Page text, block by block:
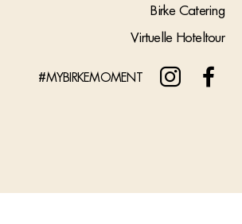
Birke Catering
Virtuelle Hoteltour
#MYBIRKEMOMENT